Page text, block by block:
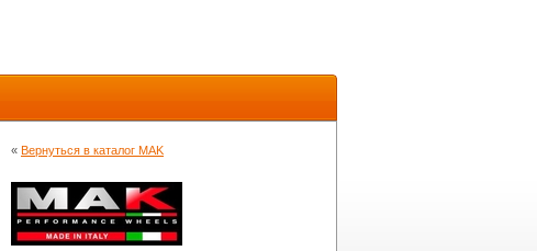
« Вернуться в каталог MAK